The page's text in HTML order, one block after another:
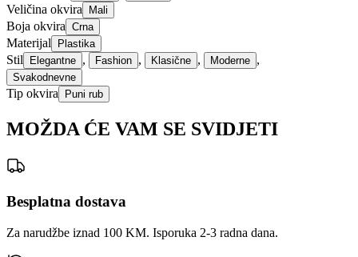
Veličina okvira Mali
Boja okvira Crna
Materijal Plastika
Stil Elegantne , Fashion , Klasične , Moderne ,
Svakodnevne
Tip okvira Puni rub
MOŽDA ĆE VAM SE SVIDJETI
Besplatna dostava
Za narudžbe iznad 100 KM. Isporuka 2-3 radna dana.